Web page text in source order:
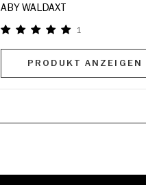
ABY WALDAXT
1
PRODUKT ANZEIGEN